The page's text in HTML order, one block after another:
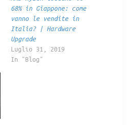
68% in Giappone: come
vanno le vendite in
Italia? | Hardware
Upgrade
Luglio 31, 2019
In "Blog"